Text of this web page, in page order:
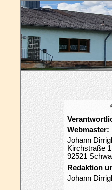
Webmaster:
Johann Dirrigl
Kirchstraße 1
92521
Redaktion
Johann Dirrigl